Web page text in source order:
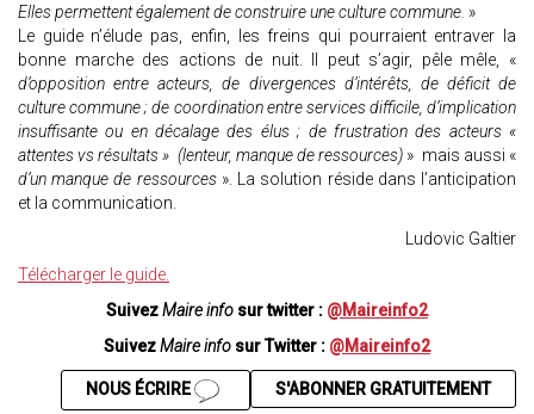
Elles permettent également de construire une culture commune. »
Le guide n’élude pas, enfin, les freins qui pourraient entraver la
bonne marche des actions de nuit. Il peut s’agir, pêle mêle, «
d’opposition entre acteurs, de divergences d’intérêts, de déficit de
culture commune ; de coordination entre services difficile, d’implication
insuffisante ou en décalage des élus ; de frustration des acteurs «
attentes vs résultats » (lenteur, manque de ressources) » mais aussi «
d’un manque de ressources ». La solution réside dans l’anticipation
et la communication.
Ludovic Galtier
Télécharger le guide.
SuivezMaire info sur twitter : @Maireinfo2
SuivezMaire info sur Twitter : @Maireinfo2
S'ABONNER GRATUITEMENT
NOUS ÉCRIRE